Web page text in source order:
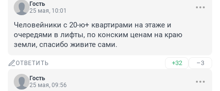
Гость
25 мая, 10:01
Человейники с 20-ю+ квартирами на этаже и
очередями в лифты, по конским ценам на краю
земли, спасибо живите сами.
ОТВЕТИТЬ +32 –3
Гость
25 мая, 09:56